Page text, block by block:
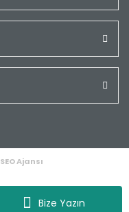
Bize Yazın
SEO Ajansı